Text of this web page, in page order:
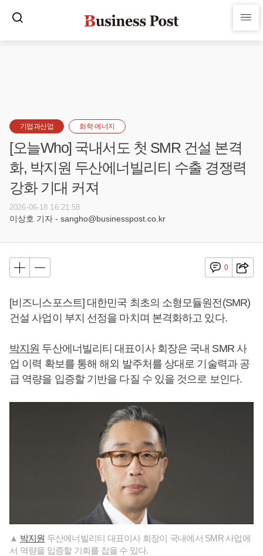
기업과산업 화학·에너지
[오늘Who] 국내서도 첫 SMR 건설 본격
화, 박지원 두산에너빌리티 수출 경쟁력
강화 기대 커져
2026-06-18 16:21:58
이상호 기자 - sangho@businesspost.co.kr
0
[비즈니스포스트] 대한민국 최초의 소형모듈원전(SMR)
건설 사업이 부지 선정을 마치며 본격화하고 있다.
박지원 두산에너빌리티 대표이사 회장은 국내 SMR 사
업 이력 확보를 통해 해외 발주처를 상대로 기술력과 공
급 역량을 입증할 기반을 다질 수 있을 것으로 보인다.
▲ 박지원 두산에너빌리티 대표이사 회장이 국내에서 SMR 사업에
서 역량을 입증할 기회를 잡을 수 있다.